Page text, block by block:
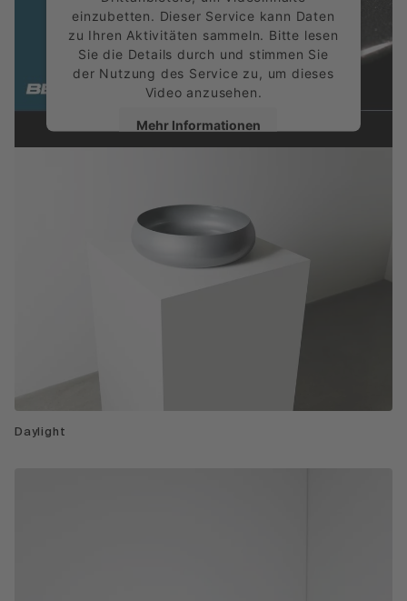
einzubetten. Dieser Service kann Daten
zu Ihren Aktivitäten sammeln. Bitte lesen
Sie die Details durch und stimmen Sie
der Nutzung des Service zu, um dieses
Video anzusehen.
Mehr Informationen
powered byUsercentrics Consent
Management Platform
Daylight